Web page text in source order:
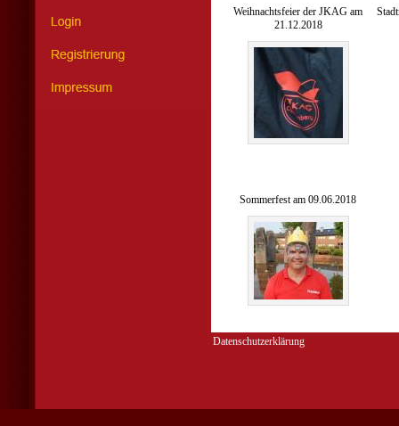
Weihnachtsfeier der JKAG am
21.12.2018
Sommerfest am 09.06.2018
Datenschutzerklärung